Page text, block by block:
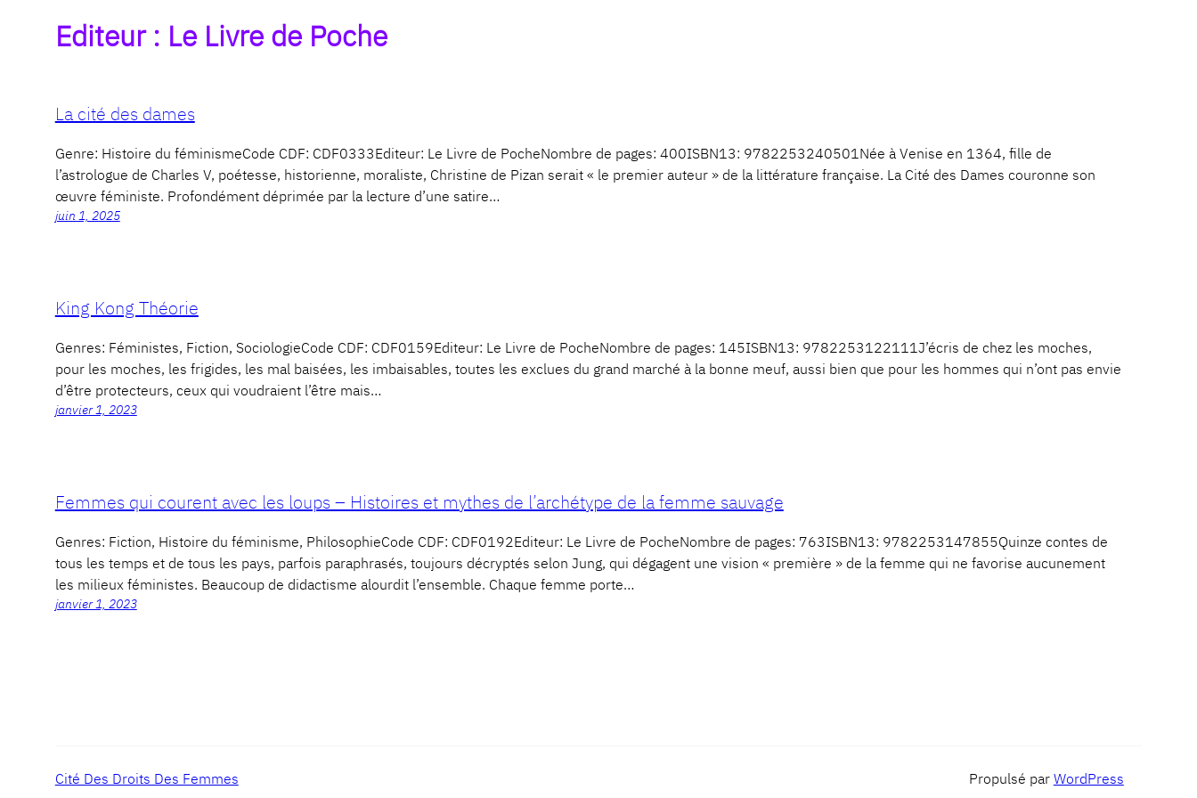
Editeur : Le Livre de Poche
La cité des dames
Genre: Histoire du féminismeCode CDF: CDF0333Editeur: Le Livre de PocheNombre de pages: 400ISBN13: 9782253240501Née à Venise en 1364, fille de
l’astrologue de Charles V, poétesse, historienne, moraliste, Christine de Pizan serait « le premier auteur » de la littérature française. La Cité des Dames couronne son
œuvre féministe. Profondément déprimée par la lecture d’une satire…
juin 1, 2025
King Kong Théorie
Genres: Féministes, Fiction, SociologieCode CDF: CDF0159Editeur: Le Livre de PocheNombre de pages: 145ISBN13: 9782253122111J’écris de chez les moches,
pour les moches, les frigides, les mal baisées, les imbaisables, toutes les exclues du grand marché à la bonne meuf, aussi bien que pour les hommes qui n’ont pas envie
d’être protecteurs, ceux qui voudraient l’être mais…
janvier 1, 2023
Femmes qui courent avec les loups – Histoires et mythes de l’archétype de la femme sauvage
Genres: Fiction, Histoire du féminisme, PhilosophieCode CDF: CDF0192Editeur: Le Livre de PocheNombre de pages: 763ISBN13: 9782253147855Quinze contes de
tous les temps et de tous les pays, parfois paraphrasés, toujours décryptés selon Jung, qui dégagent une vision « première » de la femme qui ne favorise aucunement
les milieux féministes. Beaucoup de didactisme alourdit l’ensemble. Chaque femme porte…
janvier 1, 2023
Cité Des Droits Des Femmes Propulsé par WordPress